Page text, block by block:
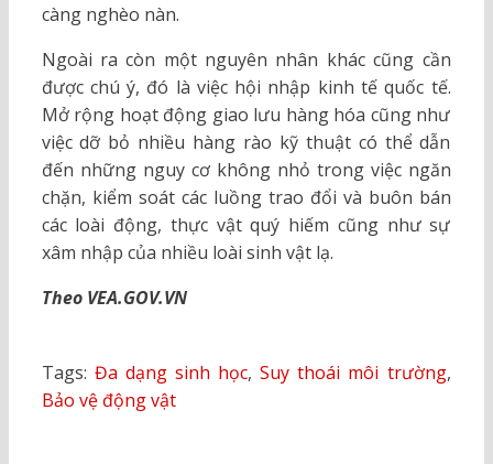
càng nghèo nàn.
Ngoài ra còn một nguyên nhân khác cũng cần
được chú ý, đó là việc hội nhập kinh tế quốc tế.
Mở rộng hoạt động giao lưu hàng hóa cũng như
việc dỡ bỏ nhiều hàng rào kỹ thuật có thể dẫn
đến những nguy cơ không nhỏ trong việc ngăn
chặn, kiểm soát các luồng trao đổi và buôn bán
các loài động, thực vật quý hiếm cũng như sự
xâm nhập của nhiều loài sinh vật lạ.
Theo VEA.GOV.VN
Tags: Đa dạng sinh học,Suy thoái môi trường,
Bảo vệ động vật